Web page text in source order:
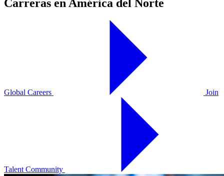
Carreras en América del Norte
Global Careers Join
Talent Community